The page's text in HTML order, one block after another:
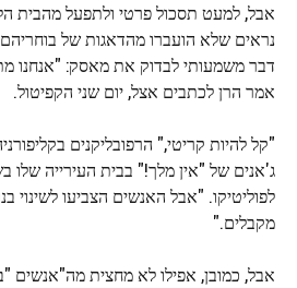
אבל, למעט תסכול פרטי ולתפעל מהבית
נראים שלא הועברו מהדאגות של
דבר משמעותי לבדוק את מאסק: "אנחנו
אמר הרן לכתבים אצל, יום שני הקפיטול.
"קל להיות קריטי," הרפובליקנים
ג'אנים של "אין מלך!" בבית העירייה שלו
לפוליטיקו. "אבל האנשים הצביעו לשינוי
מקבלים."
אבל, כמובן, אפילו לא מחצית מה"אנשים